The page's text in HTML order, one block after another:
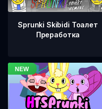
Sprunki Skibidi Тоалет
Преработка